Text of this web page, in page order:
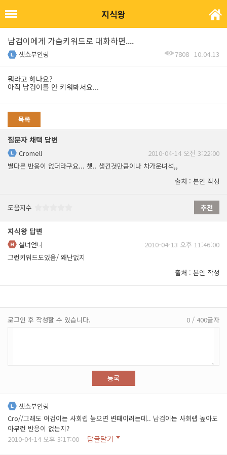
지식왕
남검이에게 가슴키워드로 대화하면....
셋쇼부인링 7808 10.04.13
뭐라고 하나요?
아직 남검이를 안 키워봐서요...
목록
질문자 채택 답변
Cromell
2010-04-14 오전 3:22:00
별다른 반응이 없더라구요... 쳇.. 생긴것만큼이나 차가운녀석,,
출처 : 본인 작성
도움지수 추천
지식왕 답변
설녀언니
2010-04-13 오후 11:46:00
그런키워드도있음/ 왜난없지
출처 : 본인 작성
로그인 후 작성할 수 있습니다. 0 / 400글자
등록
셋쇼부인링
Cro//그래도 여검이는 사회렙 높으면 변태이러는데.. 남검이는 사회렙 높아도
아무런 반응이 없는지?
2010-04-14 오후 3:17:00
답글달기